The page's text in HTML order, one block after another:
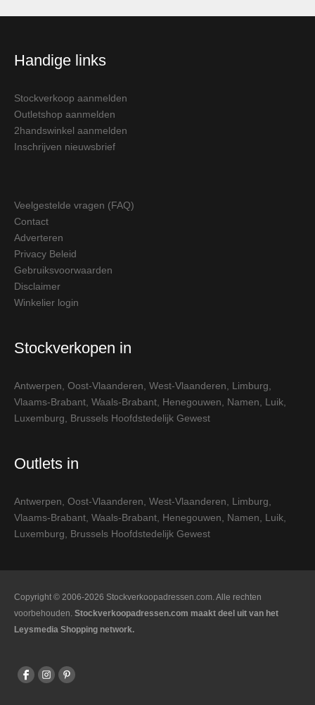
Handige links
Stockverkoop aanmelden
Outletshop aanmelden
2handswinkel aanmelden
Inschrijven nieuwsbrief
Veelgestelde vragen (FAQ)
Contact
Adverteren
Privacy Beleid
Gebruiksvoorwaarden
Disclaimer
Winkelier login
Stockverkopen in
Antwerpen Oost-Vlaanderen West-Vlaanderen Limburg
Vlaams-Brabant Waals-Brabant Henegouwen Namen Luik
Luxemburg
Brussels Hoofdstedelijk Gewest
Outlets in
Antwerpen Oost-Vlaanderen West-Vlaanderen Limburg
Vlaams-Brabant Waals-Brabant Henegouwen Namen Luik
Luxemburg
Brussels Hoofdstedelijk Gewest
Copyright © 2006-2026 Stockverkoopadressen.com. Alle rechten
voorbehouden. Stockverkoopadressen.com maakt deel uit van het
Leysmedia Shopping network.